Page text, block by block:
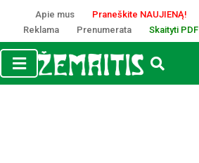
Apie mus
Praneškite NAUJIENĄ!
Reklama
Prenumerata Skaityti PDF